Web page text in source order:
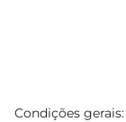
Condições